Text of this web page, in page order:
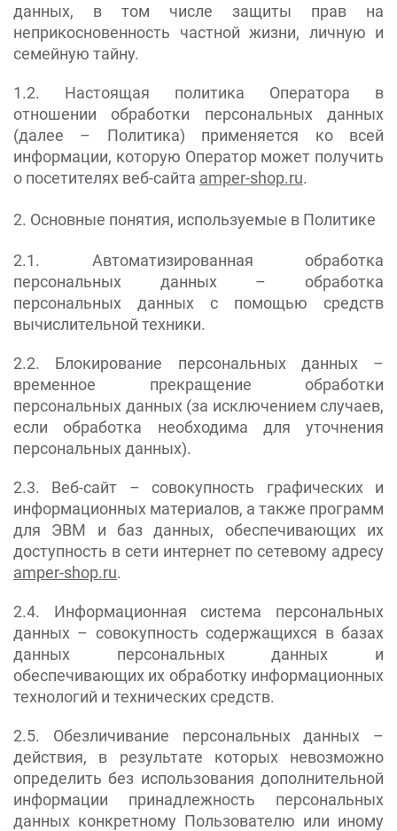
данных, в том числе защиты прав на
неприкосновенность частной жизни, личную и
семейную тайну.
1.2. Настоящая политика Оператора в
отношении обработки персональных данных
(далее – Политика) применяется ко всей
информации, которую Оператор может получить
о посетителях веб-сайта amper-shop.ru.
2. Основные понятия, используемые в Политике
2.1. Автоматизированная обработка
персональных данных – обработка
персональных данных с помощью средств
вычислительной техники.
2.2. Блокирование персональных данных –
временное прекращение обработки
персональных данных (за исключением случаев,
если обработка необходима для уточнения
персональных данных).
2.3. Веб-сайт – совокупность графических и
информационных материалов, а также программ
для ЭВМ и баз данных, обеспечивающих их
доступность в сети интернет по сетевому адресу
amper-shop.ru.
2.4. Информационная система персональных
данных – совокупность содержащихся в базах
данных персональных данных и
обеспечивающих их обработку информационных
технологий и технических средств.
2.5. Обезличивание персональных данных –
действия, в результате которых невозможно
определить без использования дополнительной
информации принадлежность персональных
данных конкретному Пользователю или иному